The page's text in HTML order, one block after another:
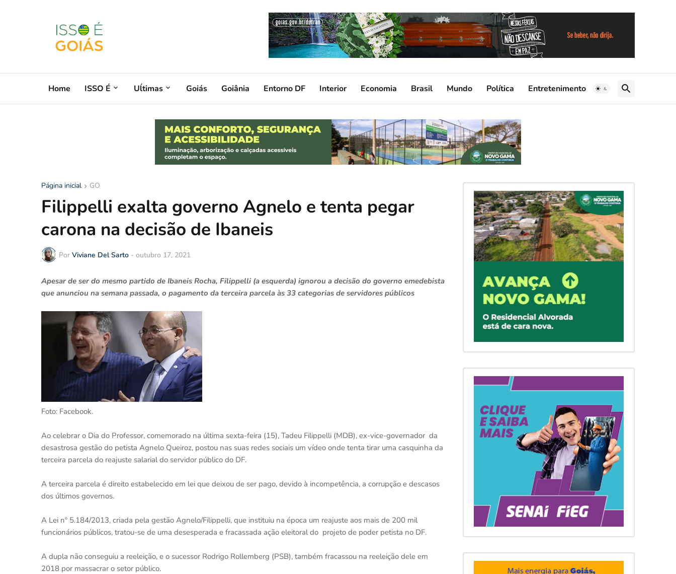
Home ISSO É Uĺtimas Goiás Goiânia Entorno DF Interior Economia Brasil Mundo Política Entretenimento
Página inicial GO
Filippelli exalta governo Agnelo e tenta pegar
carona na decisão de Ibaneis
Por Viviane Del Sarto - outubro 17, 2021
Apesar de ser do mesmo partido de Ibaneis Rocha, Filippelli (a esquerda) ignorou a decisão do governo emedebista
que anunciou na semana passada, o pagamento da terceira parcela às 33 categorias de servidores públicos
Foto: Facebook.
Ao celebrar o Dia do Professor, comemorado na última sexta-feira (15), Tadeu Filippelli (MDB), ex-vice-governador da
desastrosa gestão do petista Agnelo Queiroz, postou nas suas redes sociais um vídeo onde tenta tirar uma casquinha da
terceira parcela do reajuste salarial do servidor público do DF.
A terceira parcela é direito estabelecido em lei que deixou de ser pago, devido à incompetência, a corrupção e descasos
dos últimos governos.
A Lei nº 5.184/2013, criada pela gestão Agnelo/Filippelli, que instituiu na época um reajuste aos mais de 200 mil
funcionários públicos, tratou-se de uma desesperada e fracassada ação eleitoral do projeto de poder petista no DF.
A dupla não conseguiu a reeleição, e o sucessor Rodrigo Rollemberg (PSB), também fracassou na reeleição dele em
2018 por massacrar o setor público.